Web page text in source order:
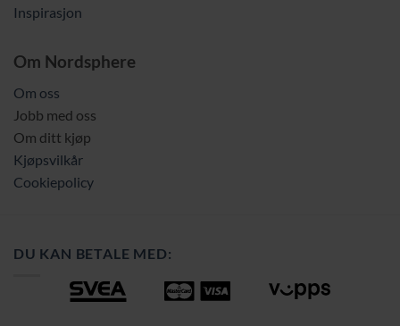
Inspirasjon
Om Nordsphere
Om oss
Jobb med oss
Om ditt kjøp
Kjøpsvilkår
Cookiepolicy
DU KAN BETALE MED: